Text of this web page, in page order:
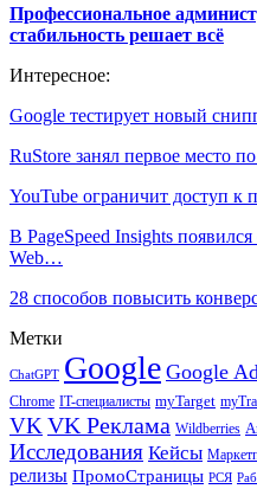
Профессиональное
стабильность решает всё
Интересное:
Google тестирует новый
RuStore занял первое место
YouTube ограничит доступ к
В PageSpeed Insights
Web…
28 способов повысить
Метки
ChatGPT Google Google
Chrome IT-специалисты myTarget
VK VK Реклама Wildberries
Исследования Кейсы
релизы ПромоСтраницы РСЯ